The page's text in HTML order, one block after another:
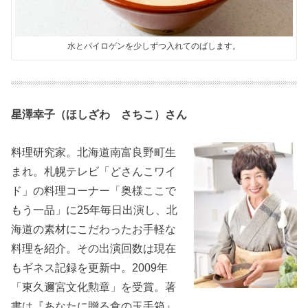
水とパイロゲンを少しずつ入れてのばします。
星澤幸子（ほしざわ さちこ）さん
料理研究家。北海道南富良野町生
まれ。札幌テレビ「どさんこワイ
ド」の料理コーナー「奥様ここで
もう一品」に25年毎日出演し、北
海道の素材にこだわったお手軽な
料理を紹介。その出演回数は現在
もギネス記録を更新中。2009年
「東久邇宮文化勲章」を受賞。著